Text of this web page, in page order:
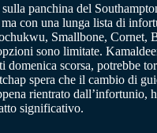
panchina del
con una lunga lista di
Smallbone, Cornet,
sono limitate.
domenica scorsa, potrebbe
spera che il cambio di
rientrato dall’infortunio,
significativo.